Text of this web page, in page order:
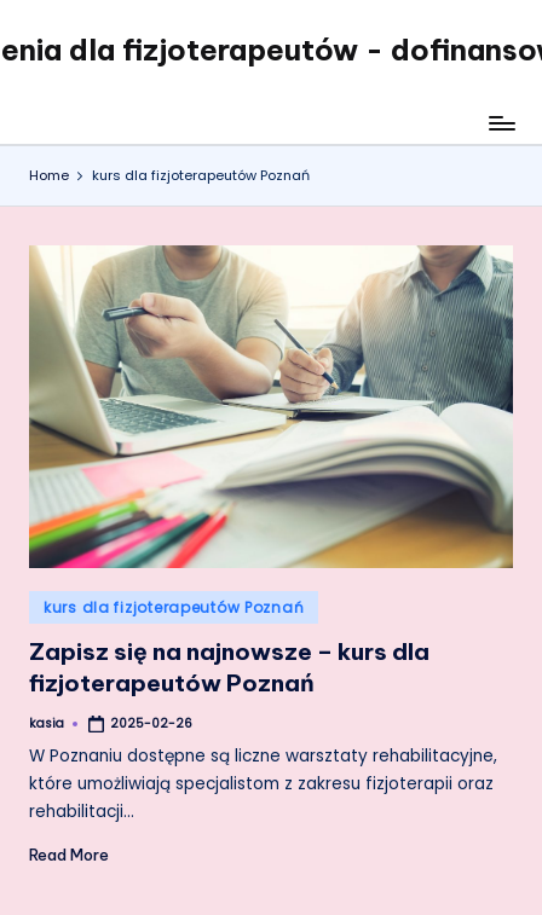
Skip
dla fizjoterapeutów -
Home kurs dla fizjoterapeutów Poznań
Posted
in
kurs dla fizjoterapeutów Poznań
Zapisz się na najnowsze – kurs dla
fizjoterapeutów Poznań
Posted
kasia 2025-02-26
W Poznaniu dostępne są liczne warsztaty rehabilitacyjne,
które umożliwiają specjalistom z zakresu fizjoterapii oraz
rehabilitacji…
Read More